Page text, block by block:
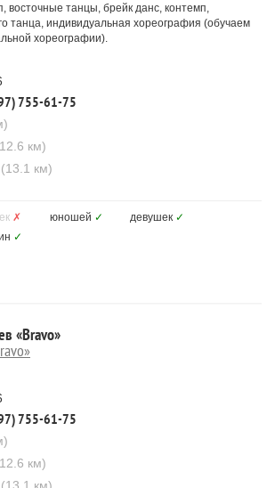
восточные танцы, брейк данс, контемп,
танца, индивидуальная хореография (обучаем
хореографии).
755-61-75
км)
(13.1 км)
✗ юношей ✓ девушек ✓
✓
«Bravo»
755-61-75
км)